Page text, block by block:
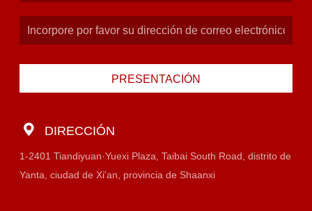
PRESENTACIÓN
DIRECCIÓN
1-2401 Tiandiyuan·Yuexi Plaza, Taibai South Road, distrito de
Yanta, ciudad de Xi'an, provincia de Shaanxi